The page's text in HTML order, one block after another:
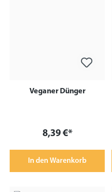
Veganer Dünger
8,39 €*
In den Warenkorb